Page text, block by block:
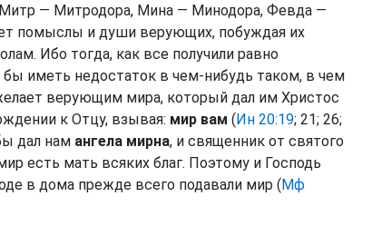
— Митродора, Мина — Минодора, Февда —
помыслы и души верующих, побуждая их
Ибо тогда, как все получили равно
иметь недостаток в чем-нибудь таком, в чем
верующим мира, который дал им Христос
к Отцу, взывая: мир вам (Ин 20:19; 21; 26;
дал нам ангела мирна, и священник от святого
есть мать всяких благ. Поэтому и Господь
в дома прежде всего подавали мир (Мф